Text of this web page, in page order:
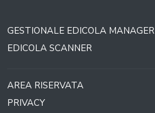
GESTIONALE EDICOLA MANAGER
EDICOLA SCANNER
AREA RISERVATA
PRIVACY